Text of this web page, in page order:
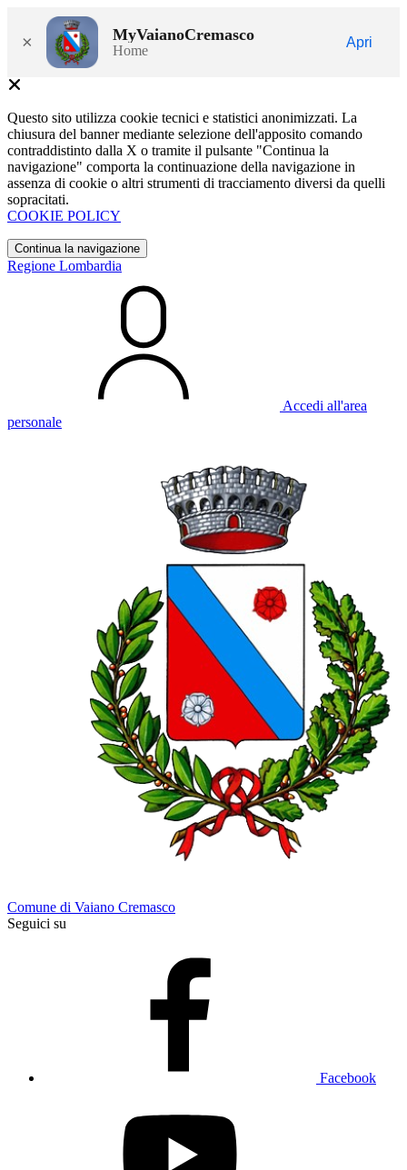
× MyVaianoCremasco
Home
Apri
Questo sito utilizza cookie tecnici e statistici anonimizzati. La
chiusura del banner mediante selezione dell'apposito comando
contraddistinto dalla X o tramite il pulsante "Continua la
navigazione" comporta la continuazione della navigazione in
assenza di cookie o altri strumenti di tracciamento diversi da quelli
sopracitati.
COOKIE POLICY
Continua la navigazione
Regione Lombardia
Accedi all'area
personale
Comune di Vaiano Cremasco
Seguici su
Facebook